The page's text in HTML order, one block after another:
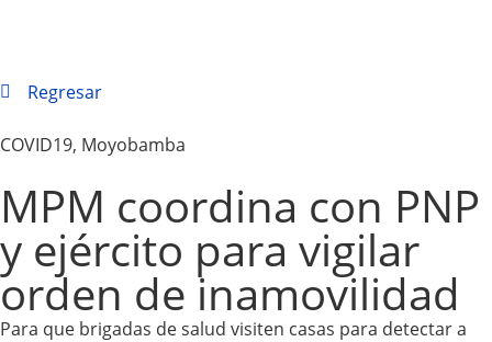
Regresar
COVID19, Moyobamba
MPM coordina con PNP
y ejército para vigilar
orden de inamovilidad
Para que brigadas de salud visiten casas para detectar a